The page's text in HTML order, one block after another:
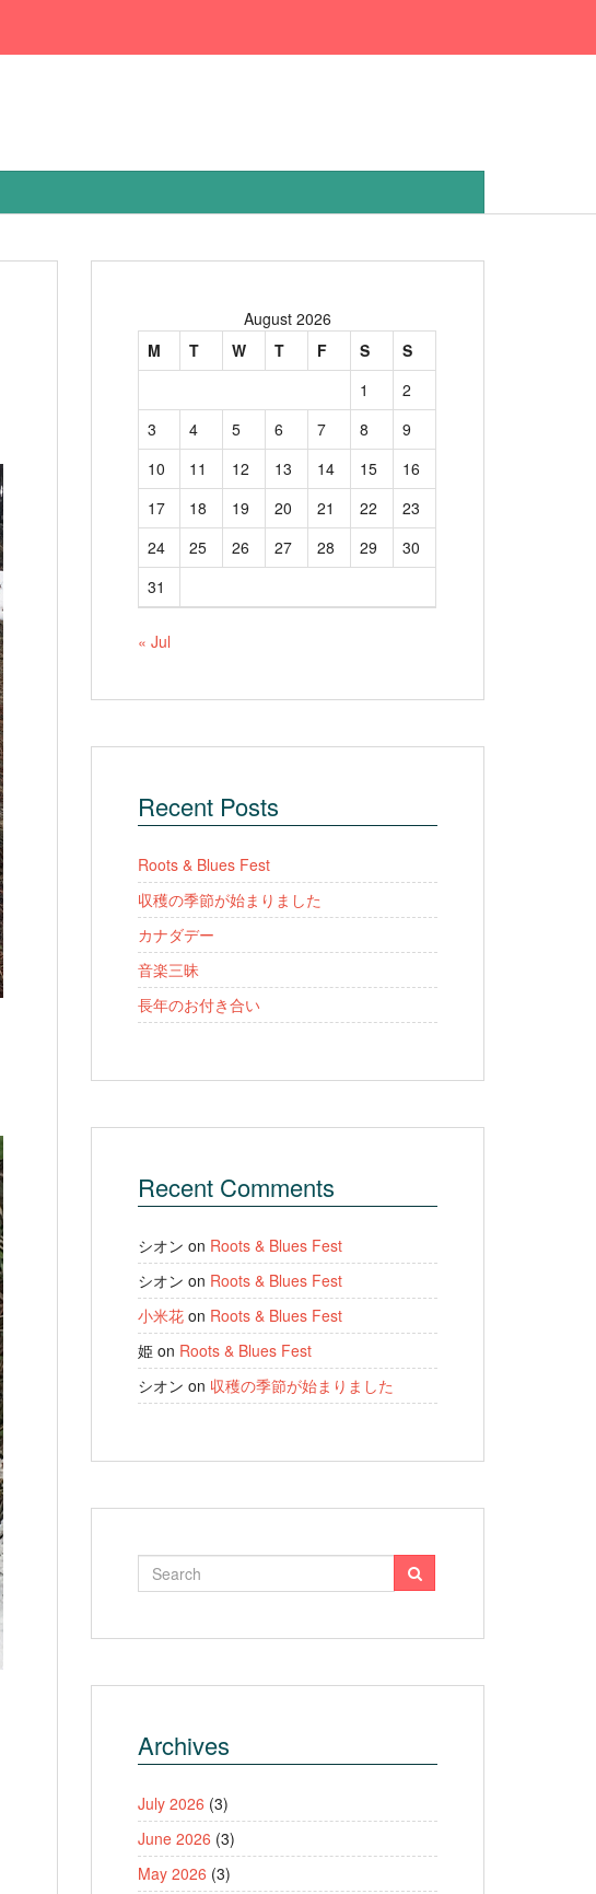
August 2026
M
T W T F S
S
1
2
3
4 5 6 7 8
9
10
11 12 13 14 15
16
17
18 19 20 21 22
23
24
25 26 27 28 29
30
31
« Jul
Recent Posts
Roots & Blues Fest
収穫の季節が始まりました
カナダデー
音楽三昧
長年のお付き合い
Recent Comments
シオン on Roots & Blues Fest
シオン on Roots & Blues Fest
小米花 on Roots & Blues Fest
姫 on Roots & Blues Fest
シオン on 収穫の季節が始まりました
Archives
July 2026 (3)
June 2026 (3)
May 2026 (3)